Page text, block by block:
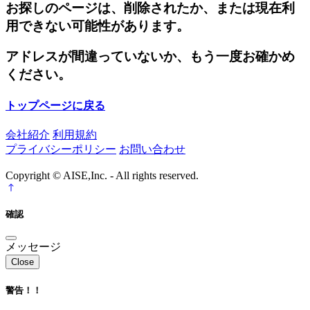
お探しのページは、削除されたか、または現在利
用できない可能性があります。
アドレスが間違っていないか、もう一度お確かめ
ください。
トップページに戻る
会社紹介 利用規約
プライバシーポリシー お問い合わせ
Copyright © AISE,Inc. - All rights reserved.
確認
メッセージ
Close
警告！！